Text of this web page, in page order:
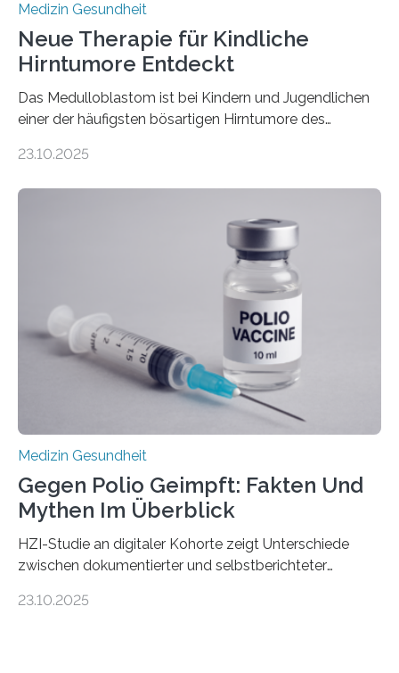
Medizin Gesundheit
Neue Therapie für Kindliche
Hirntumore Entdeckt
Das Medulloblastom ist bei Kindern und Jugendlichen
einer der häufigsten bösartigen Hirntumore des
Betroffenen können mit heutigen Methoden geheilt
Dringend benötigt werden zielgerichtete Therapien, die
nur Tumorschwachstellen angreifen und normales
Gewebe verschonen. Forschende um Daniel Merk vom
Hertie-Institut für klinische Hirnforschung am
Universitätsklinikum Tübingen haben eine solche
Schwachstelle im Erbgut einer Untergruppe des
Medulloblastoms gefunden. Die Wilhelm Sander-
Stiftung unterstützte das Projekt…
23.10.2025
Medizin Gesundheit
Gegen Polio Geimpft: Fakten Und
Mythen Im Überblick
HZI-Studie an digitaler Kohorte zeigt Unterschiede
zwischen dokumentierter und selbstberichteter
Kinderlähmung, ist eine ansteckende Krankheit, die
23.10.2025